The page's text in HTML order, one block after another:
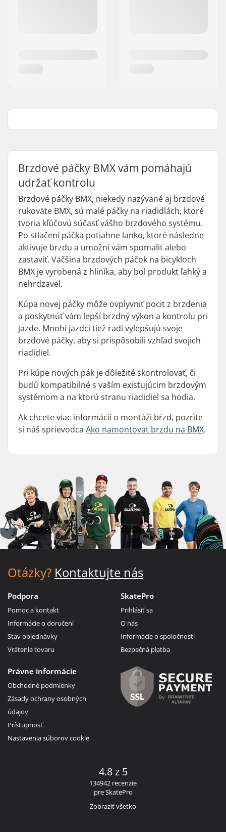
Brzdové páčky BMX vám pomáhajú
udržať kontrolu
Brzdové páčky BMX, niekedy nazývané aj brzdové
rukoväte BMX, sú malé páčky na riadidlách, ktoré
tvoria kľúčovú súčasť vášho brzdového systému.
Po stlačení páčka potiahne lanko, ktoré následne
aktivuje brzdu a umožní vám spomaliť alebo
zastaviť. Väčšina brzdových páčok na bicykloch
BMX je vyrobená z hliníka, aby bol produkt ľahký a
nehrdzavel.
Kúpa novej páčky môže ovplyvniť pocit z brzdenia
a poskytnúť vám lepší brzdný výkon a kontrolu pri
jazde. Mnohí jazdci tiež radi vylepšujú svoje
brzdové páčky, aby si prispôsobili vzhľad svojich
riadidiel.
Pri kúpe nových pák je dôležité skontrolovať, či
budú kompatibilné s vaším existujúcim brzdovým
systémom a na ktorú stranu riadidiel sa hodia.
Ak chcete viac informácií o montáži bŕzd, pozrite
si náš sprievodca Ako namontovať brzdu na BMX.
Otázky? Kontaktujte nás
Podpora
Pomoc a kontakt
Informácie o doručení
Stav objednávky
Vrátenie tovaru
SkatePro
Prihlásiť sa
O nás
Informácie o spoločnosti
Bezpečná platba
Právne informácie
Obchodné podmienky
Zásady ochrany osobných
údajov
Prístupnosť
Nastavenia súborov cookie
4.8 z 5
134942 recenzie
pre SkatePro
Zobraziť všetko